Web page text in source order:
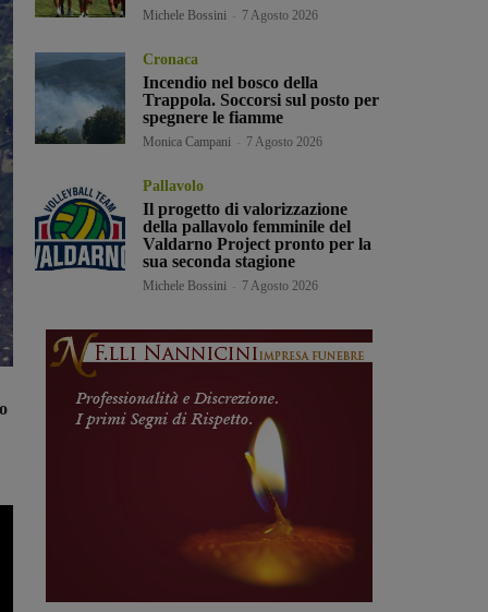
Michele Bossini 7 Agosto 2026
Cronaca
Incendio nel bosco della
Trappola. Soccorsi sul posto per
spegnere le fiamme
Monica Campani 7 Agosto 2026
Pallavolo
Il progetto di valorizzazione
della pallavolo femminile del
Valdarno Project pronto per la
sua seconda stagione
Michele Bossini 7 Agosto 2026